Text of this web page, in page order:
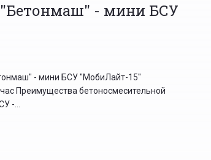
- мини БСУ
- мини БСУ "МобиЛайт-15"
Преимущества бетоносмесительной
-...